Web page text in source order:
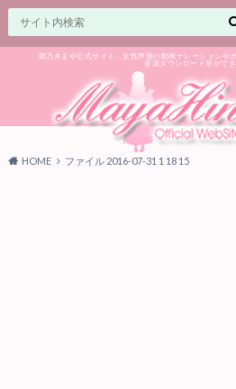
雛乃木まや公式サイト。女性声優の動画ナレーションや
音源ダウンロード等ができ
HOME ファイル 2016-07-31 1 18 15